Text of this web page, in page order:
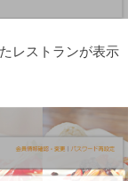
レストランが表示